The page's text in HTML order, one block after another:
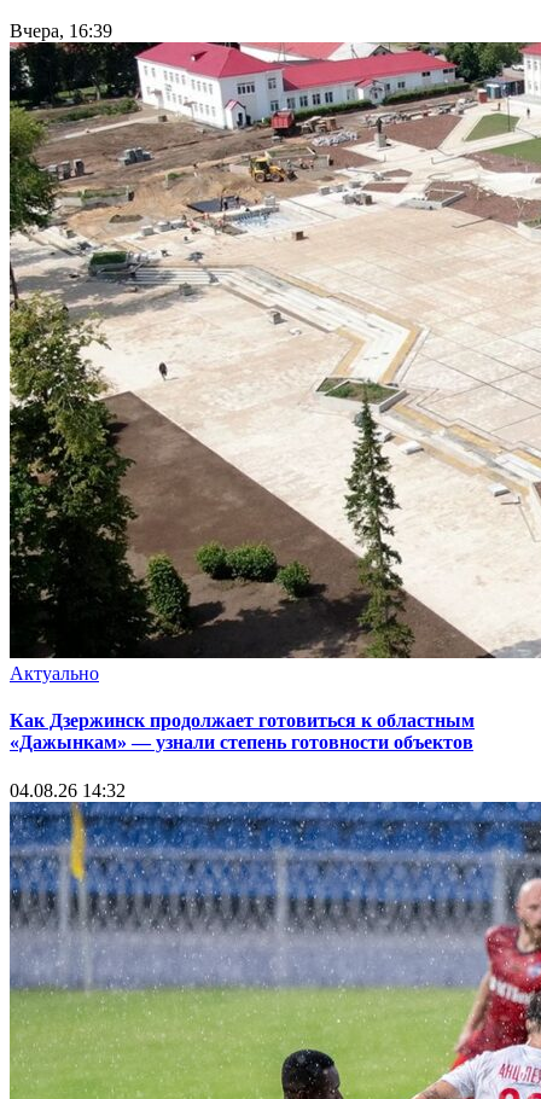
Вчера, 16:39
Актуально
Как Дзержинск продолжает готовиться к областным
«Дажынкам» — узнали степень готовности объектов
04.08.26 14:32